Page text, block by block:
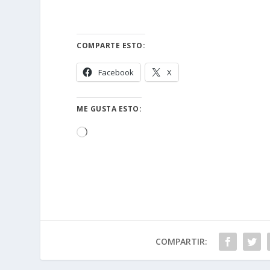
COMPARTE ESTO:
Facebook X
ME GUSTA ESTO:
Cargando...
COMPARTIR: